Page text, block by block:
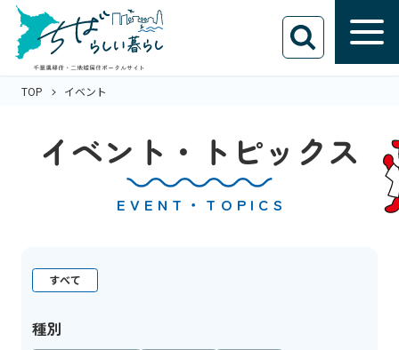
TOP イベント
イベント・トピックス
EVENT・TOPICS
すべて
種別